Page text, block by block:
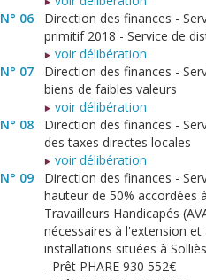
N° 06
Direction des finances -
primitif 2018 - Service de
voir délibération
N° 07
Direction des finances -
biens de faibles valeurs
voir délibération
N° 08
Direction des finances -
des taxes directes locales
voir délibération
N° 09
Direction des finances -
hauteur de 50% accordées
Travailleurs Handicapés
nécessaires à l'extension
installations situées à
- Prêt PHARE 930 552€